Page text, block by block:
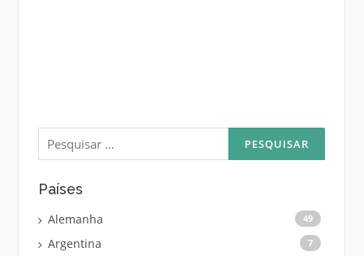
Pesquisar
por:
Países
Alemanha 49
Argentina 7